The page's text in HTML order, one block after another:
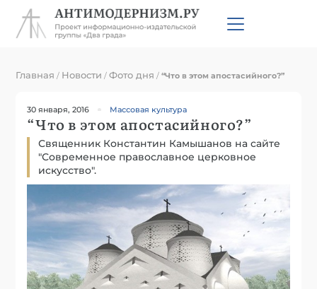
Главная / Новости /Фото дня /“Что в этом апостасийного?”
30 января, 2016 Массовая культура
“Что в этом апостасийного?”
Священник Константин Камышанов на сайте
"Современное православное церковное
искусство".